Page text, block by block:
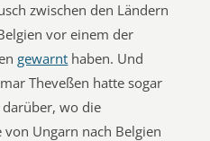
zwischen den Ländern
vor einem der
gewarnt haben. Und
Theveßen hatte sogar
wo die
Ungarn nach Belgien